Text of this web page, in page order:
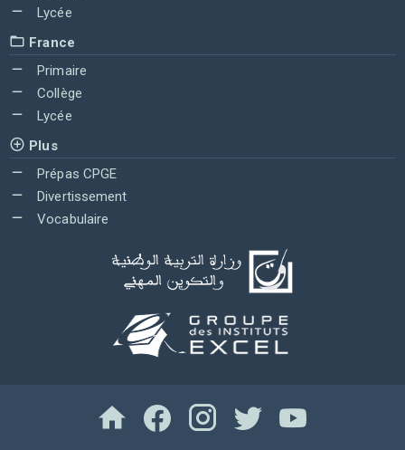
Lycée
France
Primaire
Collège
Lycée
Plus
Prépas CPGE
Divertissement
Vocabulaire